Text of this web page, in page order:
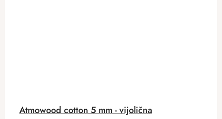
Atmowood cotton 5 mm - vijolična